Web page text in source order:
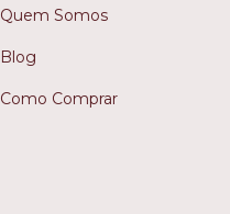
Quem Somos
Blog
Como Comprar